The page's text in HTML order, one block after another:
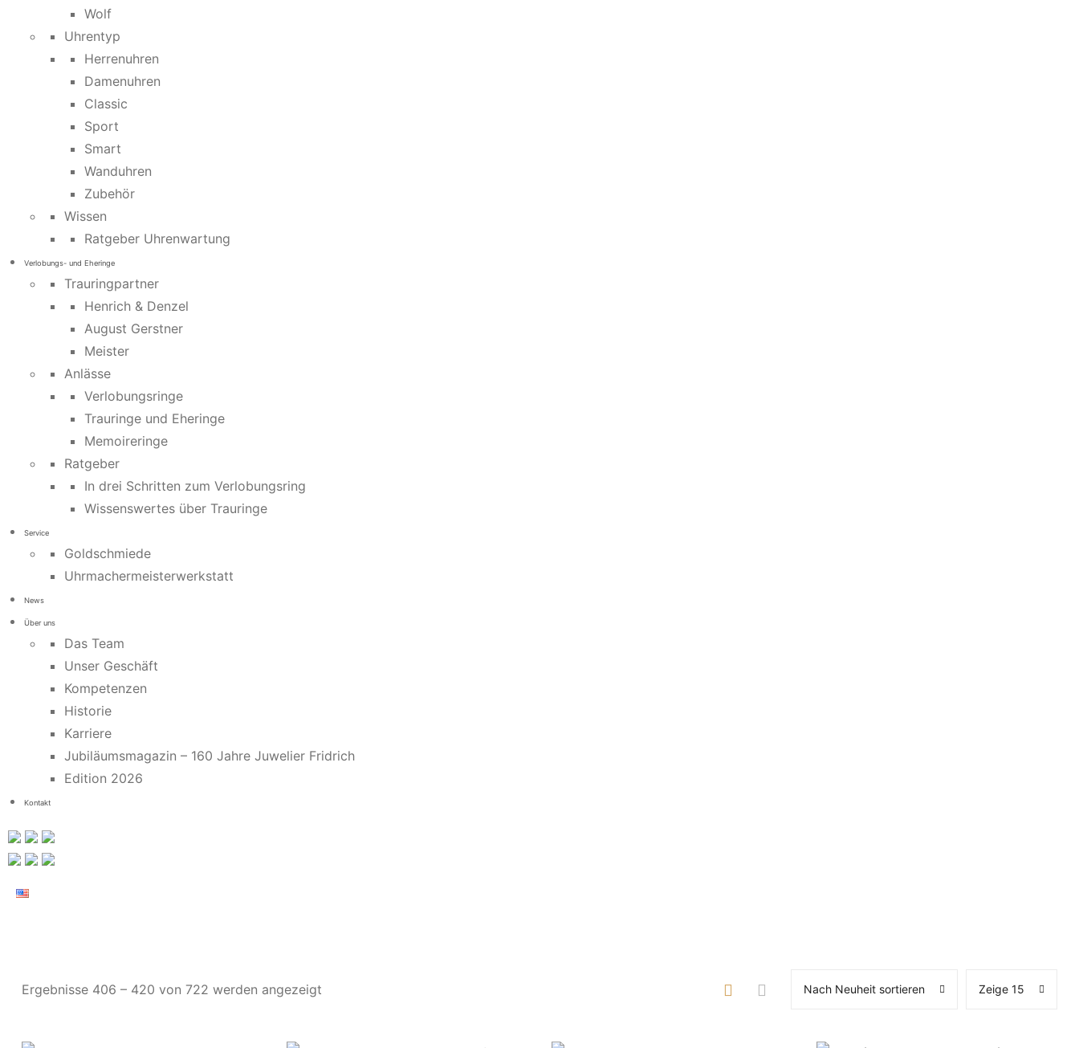
Wolf
Uhrentyp
Herrenuhren
Damenuhren
Classic
Sport
Smart
Wanduhren
Zubehör
Wissen
Ratgeber Uhrenwartung
Verlobungs- und Eheringe
Trauringpartner
Henrich & Denzel
August Gerstner
Meister
Anlässe
Verlobungsringe
Trauringe und Eheringe
Memoireringe
Ratgeber
In drei Schritten zum Verlobungsring
Wissenswertes über Trauringe
Service
Goldschmiede
Uhrmachermeisterwerkstatt
News
Über uns
Das Team
Unser Geschäft
Kompetenzen
Historie
Karriere
Jubiläumsmagazin – 160 Jahre Juwelier Fridrich
Edition 2026
Kontakt
Ergebnisse 406 – 420 von 722 werden angezeigt Nach Neuheit sortieren Zeige 15